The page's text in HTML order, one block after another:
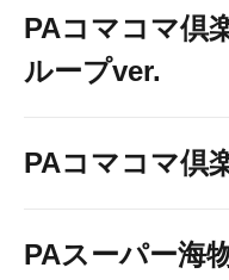
PAコマコマ倶
ループver.
PAコマコマ倶
PAスーパー海